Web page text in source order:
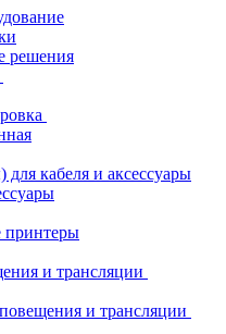
решения
кабеля и аксессуары
принтеры
и трансляции
и трансляции